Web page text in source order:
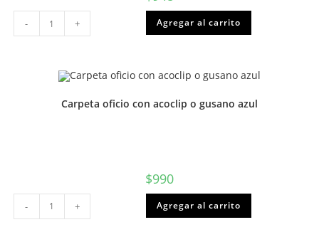
Plumon
pizarra
simple
Torre
cantidad
- + Agregar al carrito
Carpeta oficio con acoclip o gusano azul
$990
Carpeta
oficio
con
- + Agregar al carrito